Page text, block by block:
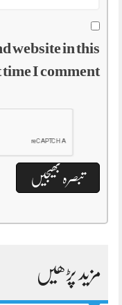
website in this
I comment.
مزید پڑھیں